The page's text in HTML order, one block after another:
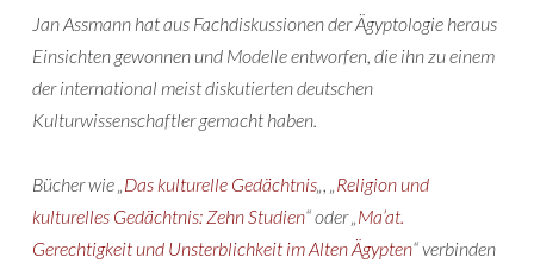
Jan Assmann hat aus Fachdiskussionen der Ägyptologie heraus
Einsichten gewonnen und Modelle entworfen, die ihn zu einem
der international meist diskutierten deutschen
Kulturwissenschaftler gemacht haben.
Bücher wie „Das kulturelle Gedächtnis„, „Religion und
kulturelles Gedächtnis: Zehn Studien“ oder „Ma’at.
Gerechtigkeit und Unsterblichkeit im Alten Ägypten“ verbinden